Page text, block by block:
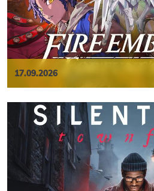
17.09.2026